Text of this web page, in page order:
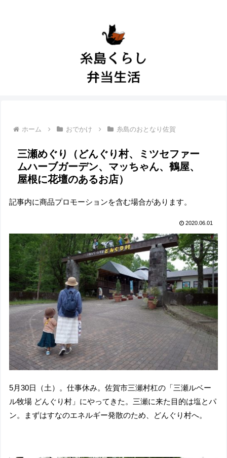
ホーム おでかけ 糸島のおとなり佐賀
三瀬めぐり（どんぐり村、ミツセファー
ムハーブガーデン、マッちゃん、鶴屋、
屋根に花壇のあるお店）
記事内に商品プロモーションを含む場合があります。
2020.06.01
5月30日（土）。仕事休み。佐賀市三瀬村杠の「三瀬ルベー
ル牧場 どんぐり村」にやってきた。三瀬に来た目的は塩とパ
ン。まずはすなのエネルギー発散のため、どんぐり村へ。